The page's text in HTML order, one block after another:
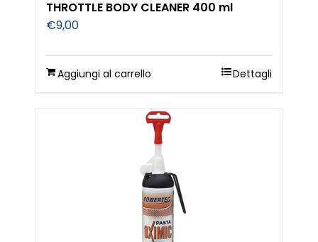
THROTTLE BODY CLEANER 400 ml
€9,00
Aggiungi al carrello Dettagli